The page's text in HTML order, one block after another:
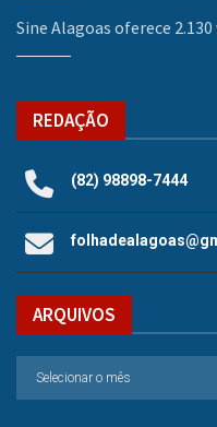
Sine Alagoas oferece
REDAÇÃO
(82) 98898-7444
ARQUIVOS